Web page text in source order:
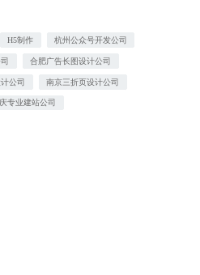
H5制作 杭州公众号开发公司
合肥广告长图设计公司
公司 南京三折页设计公司
专业建站公司